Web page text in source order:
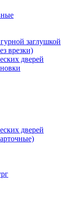
заглушкой
врезки)
дверей
дверей